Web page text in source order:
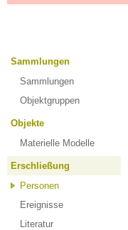
Sammlungen
Sammlungen
Objektgruppen
Objekte
Materielle Modelle
Erschließung
Personen
Ereignisse
Literatur